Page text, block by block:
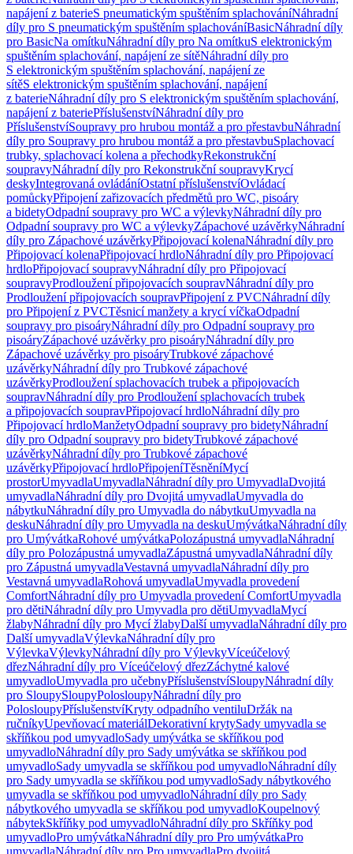
napájení z baterieS pneumatickým spuštěním splachováníNáhradní
díly pro S pneumatickým spuštěním splachováníBasicNáhradní díly
pro BasicNa omítkuNáhradní díly pro Na omítkuS elektronickým
spuštěním splachování, napájení ze sítěNáhradní díly pro
S elektronickým spuštěním splachování, napájení ze
sítěS elektronickým spuštěním splachování, napájení
z baterieNáhradní díly pro S elektronickým spuštěním splachování,
napájení z bateriePříslušenstvíNáhradní díly pro
PříslušenstvíSoupravy pro hrubou montáž a pro přestavbuNáhradní
díly pro Soupravy pro hrubou montáž a pro přestavbuSplachovací
trubky, splachovací kolena a přechodkyRekonstrukční
soupravyNáhradní díly pro Rekonstrukční soupravyKrycí
deskyIntegrovaná ovládáníOstatní příslušenstvíOvládací
pomůckyPřipojení zařizovacích předmětů pro WC, pisoáry
a bidetyOdpadní soupravy pro WC a výlevkyNáhradní díly pro
Odpadní soupravy pro WC a výlevkyZápachové uzávěrkyNáhradní
díly pro Zápachové uzávěrkyPřipojovací kolenaNáhradní díly pro
Připojovací kolenaPřipojovací hrdloNáhradní díly pro Připojovací
hrdloPřipojovací soupravyNáhradní díly pro Připojovací
soupravyProdloužení připojovacích soupravNáhradní díly pro
Prodloužení připojovacích soupravPřipojení z PVCNáhradní díly
pro Připojení z PVCTěsnicí manžety a krycí víčkaOdpadní
soupravy pro pisoáryNáhradní díly pro Odpadní soupravy pro
pisoáryZápachové uzávěrky pro pisoáryNáhradní díly pro
Zápachové uzávěrky pro pisoáryTrubkové zápachové
uzávěrkyNáhradní díly pro Trubkové zápachové
uzávěrkyProdloužení splachovacích trubek a připojovacích
soupravNáhradní díly pro Prodloužení splachovacích trubek
a připojovacích soupravPřipojovací hrdloNáhradní díly pro
Připojovací hrdloManžetyOdpadní soupravy pro bidetyNáhradní
díly pro Odpadní soupravy pro bidetyTrubkové zápachové
uzávěrkyNáhradní díly pro Trubkové zápachové
uzávěrkyPřipojovací hrdloPřipojeníTěsněníMycí
prostorUmyvadlaUmyvadlaNáhradní díly pro UmyvadlaDvojitá
umyvadlaNáhradní díly pro Dvojitá umyvadlaUmyvadla do
nábytkuNáhradní díly pro Umyvadla do nábytkuUmyvadla na
deskuNáhradní díly pro Umyvadla na deskuUmývátkaNáhradní díly
pro UmývátkaRohové umývátkaPolozápustná umyvadlaNáhradní
díly pro Polozápustná umyvadlaZápustná umyvadlaNáhradní díly
pro Zápustná umyvadlaVestavná umyvadlaNáhradní díly pro
Vestavná umyvadlaRohová umyvadlaUmyvadla provedení
ComfortNáhradní díly pro Umyvadla provedení ComfortUmyvadla
pro dětiNáhradní díly pro Umyvadla pro dětiUmyvadlaMycí
žlabyNáhradní díly pro Mycí žlabyDalší umyvadlaNáhradní díly pro
Další umyvadlaVýlevkaNáhradní díly pro
VýlevkaVýlevkyNáhradní díly pro VýlevkyVíceúčelový
dřezNáhradní díly pro Víceúčelový dřezZáchytné kalové
umyvadloUmyvadla pro učebnyPříslušenstvíSloupyNáhradní díly
pro SloupySloupyPolosloupyNáhradní díly pro
PolosloupyPříslušenstvíKryty odpadního ventiluDržák na
ručníkyUpevňovací materiálDekorativní krytySady umyvadla se
skříňkou pod umyvadloSady umývátka se skříňkou pod
umyvadloNáhradní díly pro Sady umývátka se skříňkou pod
umyvadloSady umyvadla se skříňkou pod umyvadloNáhradní díly
pro Sady umyvadla se skříňkou pod umyvadloSady nábytkového
umyvadla se skříňkou pod umyvadloNáhradní díly pro Sady
nábytkového umyvadla se skříňkou pod umyvadloKoupelnový
nábytekSkříňky pod umyvadloNáhradní díly pro Skříňky pod
umyvadloPro umývátkaNáhradní díly pro Pro umývátkaPro
umyvadlaNáhradní díly pro Pro umyvadlaPro dvojitá